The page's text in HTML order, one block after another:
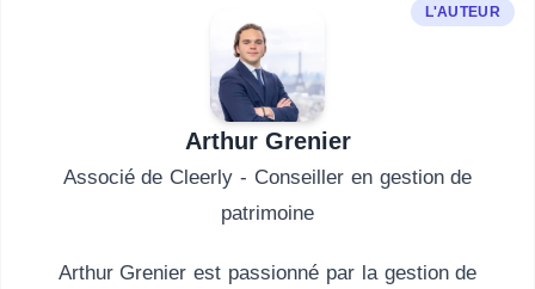
L'AUTEUR
Arthur Grenier
Associé de Cleerly - Conseiller en gestion de
patrimoine
Arthur Grenier est passionné par la gestion de